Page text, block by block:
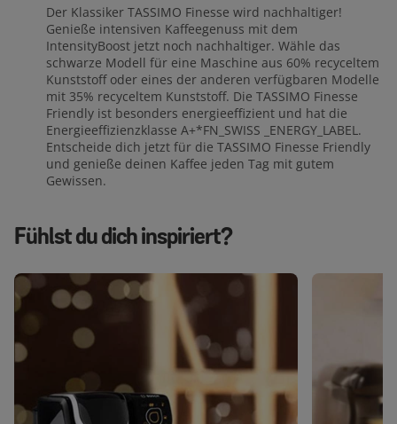
Der Klassiker TASSIMO Finesse wird nachhaltiger!
Genieße intensiven Kaffeegenuss mit dem
IntensityBoost jetzt noch nachhaltiger. Wähle das
schwarze Modell für eine Maschine aus 60% recyceltem
Kunststoff oder eines der anderen verfügbaren Modelle
mit 35% recyceltem Kunststoff. Die TASSIMO Finesse
Friendly ist besonders energieeffizient und hat die
Energieeffizienzklasse A+*FN_SWISS _ENERGY_LABEL.
Entscheide dich jetzt für die TASSIMO Finesse Friendly
und genieße deinen Kaffee jeden Tag mit gutem
Gewissen.
Fühlst du dich inspiriert?